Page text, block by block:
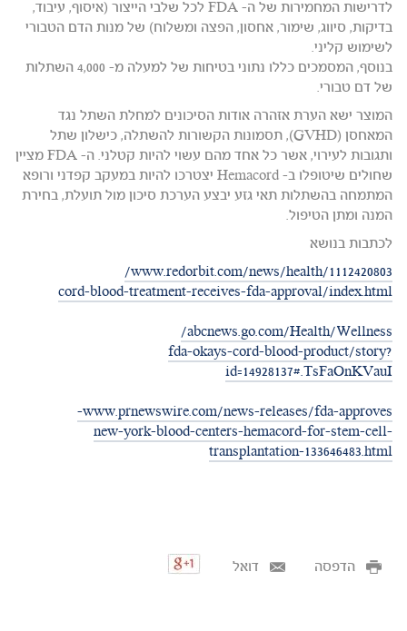
לדרישות המחמירות של ה- FDA לכל שלבי הייצור (איסוף, עיבוד,
בדיקות, סיווג, שימור, אחסון, הפצה ומשלוח) של מנות הדם הטבורי
לשימוש קליני.
בנוסף, המסמכים כללו נתוני בטיחות של למעלה מ- 4,000 השתלות
של דם טבורי.
המוצר ישא הערת אזהרה אודות הסיכונים למחלת השתל נגד
המאחסן (GVHD), תסמונות הקשורות להשתלה, כישלון שתל
ותגובות לעירוי, אשר כל אחד מהם עשוי להיות קטלני. ה- FDA מציין
שחולים שיטופלו ב- Hemacord יצטרכו להיות במעקב קפדני ורופא
המתמחה בהשתלות תאי גזע יבצע הערכת סיכון מול תועלת, בחירת
המנה ומתן הטיפול.
לכתבות בנושא
www.redorbit.com/news/health/1112420803/
cord-blood-treatment-receives-fda-approval/index.html
abcnews.go.com/Health/Wellness/
fda-okays-cord-blood-product/story?
id=14928137#.TsFaOnKVauI
www.prnewswire.com/news-releases/fda-approves-
new-york-blood-centers-hemacord-for-stem-cell-
transplantation-133646483.html
הדפסה דואל